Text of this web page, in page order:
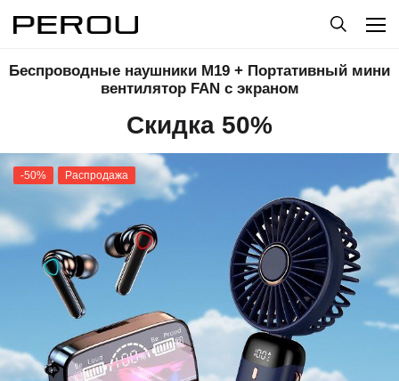
Беспроводные наушники M19 + Портативный мини
вентилятор FAN с экраном
Скидка 50%
-50% Распродажа